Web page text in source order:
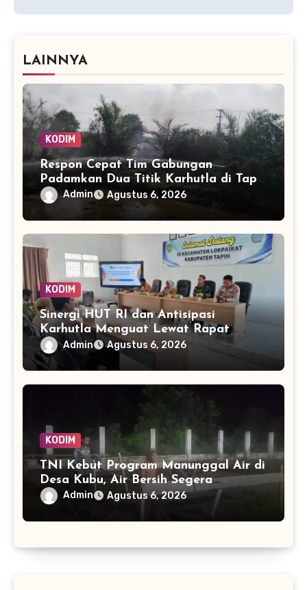
LAINNYA
KODIM
Respon Cepat Tim Gabungan
Padamkan Dua Titik Karhutla di Tapin
dalam Hitungan Menit
Admin Agustus 6, 2026
KODIM
Sinergi HUT RI dan Antisipasi
Karhutla Menguat Lewat Rapat
Lintas Sektor di Lokpaikat
Admin Agustus 6, 2026
KODIM
TNI Kebut Program Manunggal Air di
Desa Kubu, Air Bersih Segera
Mengalir ke Rumah Warga
Admin Agustus 6, 2026